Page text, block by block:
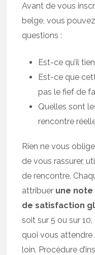
Avant de vous
belge, vous
questions :
Est-ce qu’il
Est-ce que
pas le fief de
Quelles sont
rencontre
Rien ne vous
de vous rassurer,
de rencontre.
attribuer une
de satisfaction
soit sur 5 ou sur
quoi vous attendre
loin. Procédure